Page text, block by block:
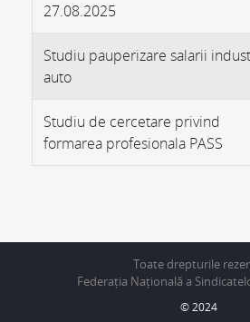
27.08.2025
Studiu pauperizare salarii
auto
Studiu de cercetare privind
formarea profesionala PASS
Toate drepturile
Federația Națională a
© 2024